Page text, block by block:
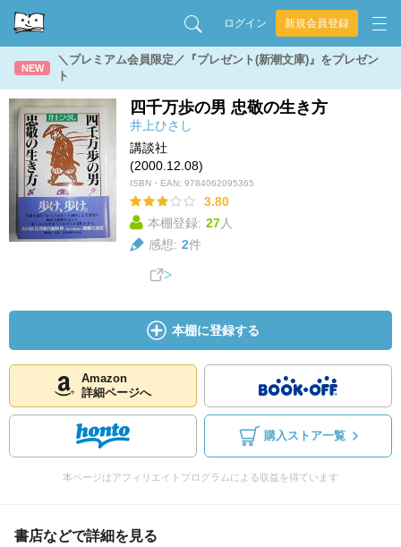
ログイン 新規会員登録
NEW
＼プレミアム会員限定／『プレゼント(新潮文庫)』をプレゼン
ト
四千万歩の男 忠敬の生き方
井上ひさし
講談社
(2000.12.08)
ISBN・EAN: 9784062095365
3.80
本棚登録: 27人
感想: 2件
本棚に登録する
Amazon
詳細ページへ
購入ストア一覧
本ページはアフィリエイトプログラムによる収益を得ています
書店などで詳細を見る